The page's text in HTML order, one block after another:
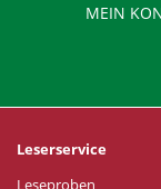
MEIN
Leserservice
Leseproben